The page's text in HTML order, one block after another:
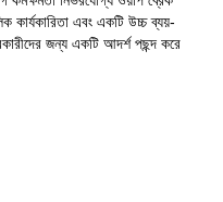
কার্যকারিতা এবং একটি উচ্চ ব্যয়-
জন্য একটি আদর্শ পছন্দ করে